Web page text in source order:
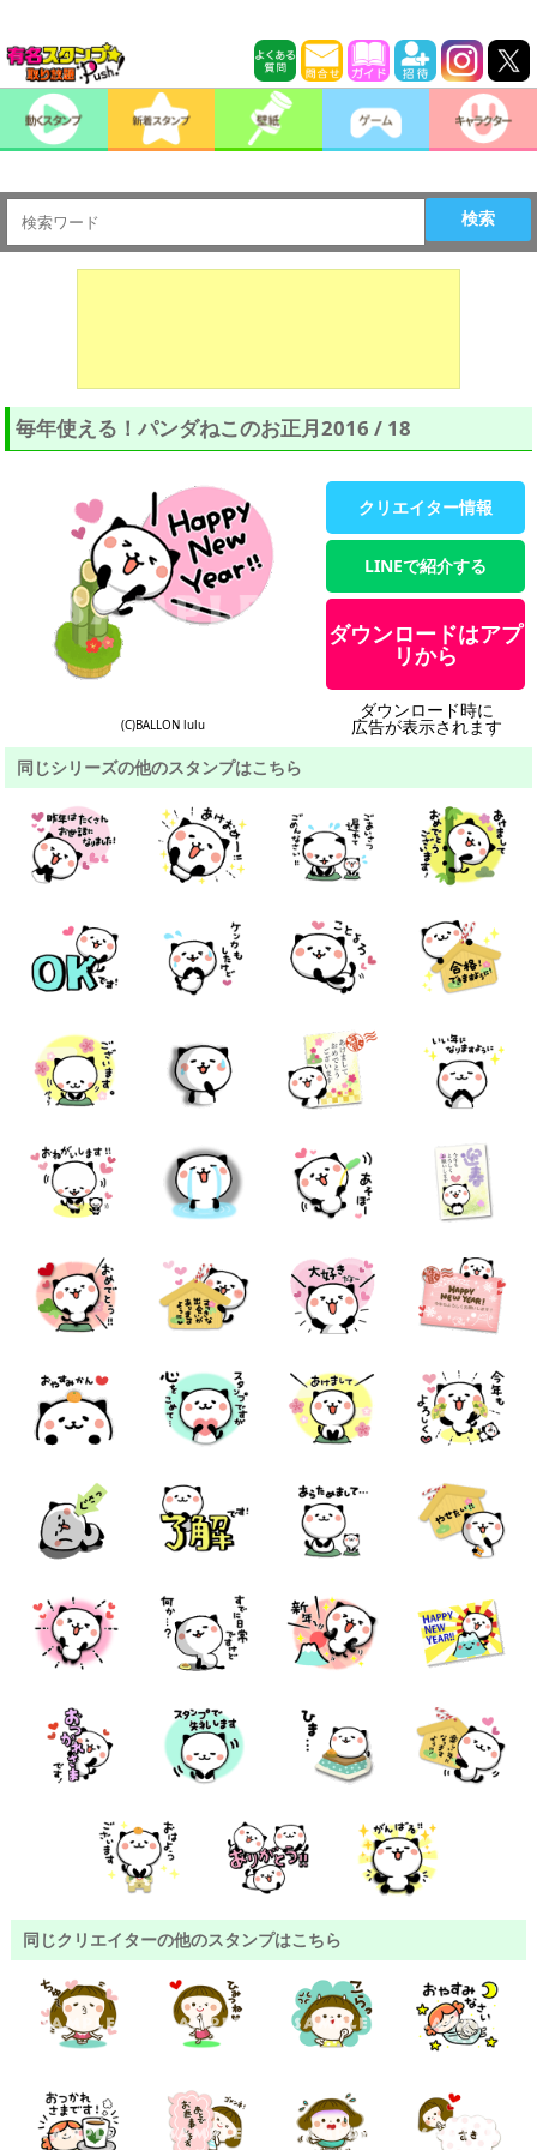
検索
毎年使える！パンダねこのお正月2016 / 18
(C)BALLON lulu
クリエイター情報
LINEで紹介する
ダウンロードはアプ
リから
ダウンロード時に
広告が表示されます
同じシリーズの他のスタンプはこちら
同じクリエイターの他のスタンプはこちら